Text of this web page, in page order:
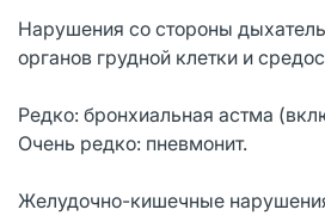
Нарушения со стороны
органов грудной клетки и
Редко: бронхиальная астма
Очень редко: пневмонит.
Желудочно-кишечные